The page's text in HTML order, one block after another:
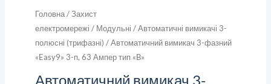
Головна/Захист
електромережі / Модульні /Автоматичні вимикачі 3-
полюсні (трифазні) / Автоматичний вимикач 3-фазний
«Easy9» 3-п, 63 Ампер тип «B»
Автоматичний вимикач 3-